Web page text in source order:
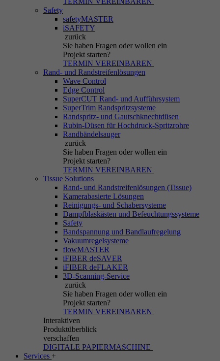
Safety
safetyMASTER
iSAFETY
zurück
Sie haben Fragen oder wollen ein
Projekt starten?
TERMIN VEREINBAREN
Rand- und Randstreifenlösungen
Wave Control
Edge Control
SuperCUT Rand- und Aufführsystem
SuperTrim Randspritzsysteme
Randspritz- und Gautschknechtdüsen
Rubin-Düsen für Hochdruck-Spritzrohre
Randbändelsauger
zurück
Sie haben Fragen oder wollen ein
Projekt starten?
TERMIN VEREINBAREN
Tissue Solutions
Rand- und Randstreifenlösungen (Tissue)
Kamerabasierte Lösungen
Reinigungs- und Schabersysteme
Dampfblaskästen und Befeuchtungssysteme
Safety
Bandspannung und Bandlaufregelung
Vakuumregelsysteme
flowMASTER
iFIBER deSAVER
iFIBER deFLAKER
3D-Scanning-Service
zurück
Sie haben Fragen oder wollen ein
Projekt starten?
TERMIN VEREINBAREN
Interaktiven
Produktüberblick
verschaffen
DIGITALE PAPIERMASCHINE
Services +